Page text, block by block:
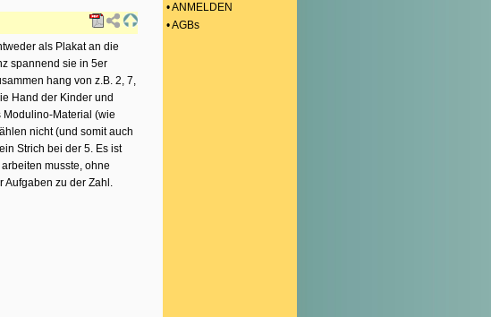
als Plakat an die
spannend sie in 5er
hang von z.B. 2, 7,
Hand der Kinder und
Material (wie
nicht (und somit auch
Strich bei der 5. Es ist
musste, ohne
Aufgaben zu der Zahl.
• ANMELDEN
• AGBs